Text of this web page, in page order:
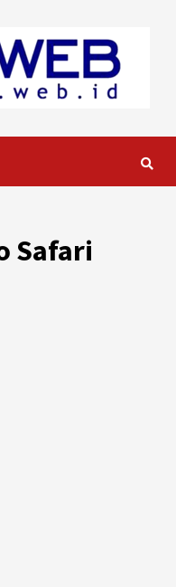
Safari